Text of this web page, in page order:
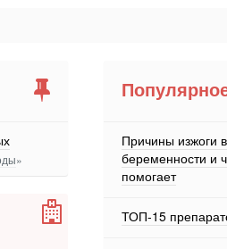
»
Причины изжоги
беременности и
помогает
ТОП-15